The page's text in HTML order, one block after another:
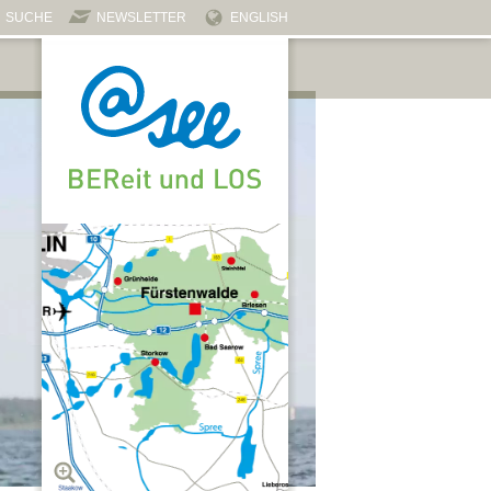
SUCHE NEWSLETTER ENGLISH